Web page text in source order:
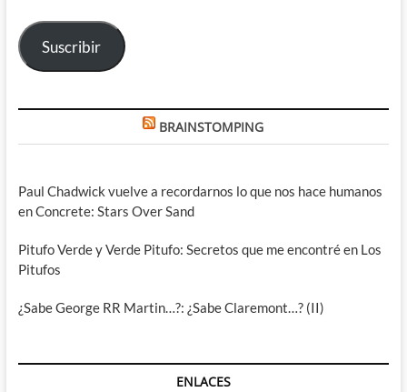
electrónico
Suscribir
BRAINSTOMPING
Paul Chadwick vuelve a recordarnos lo que nos hace humanos
en Concrete: Stars Over Sand
Pitufo Verde y Verde Pitufo: Secretos que me encontré en Los
Pitufos
¿Sabe George RR Martin…?: ¿Sabe Claremont…? (II)
ENLACES